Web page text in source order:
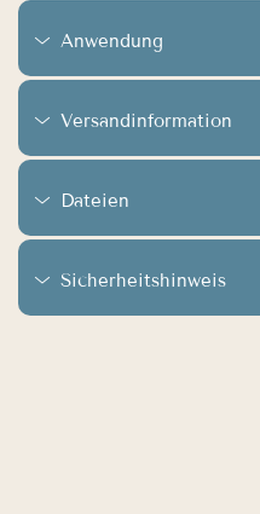
Anwendung
Versandinformation
Dateien
Sicherheitshinweis